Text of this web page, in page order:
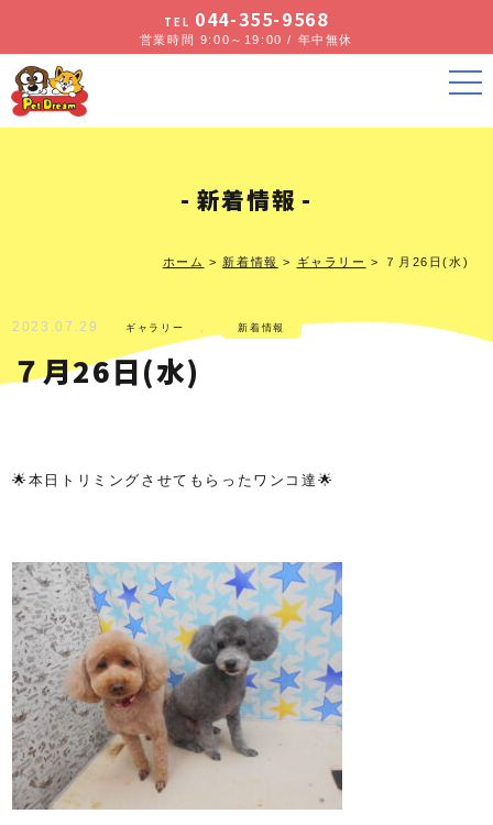
TEL 044-355-9568
営業時間 9:00～19:00 / 年中無休
新着情報
ホーム > 新着情報 > ギャラリー > ７月26日(水)
2023.07.29 ギャラリー 新着情報
７月26日(水)
🌟本日トリミングさせてもらったワンコ達🌟